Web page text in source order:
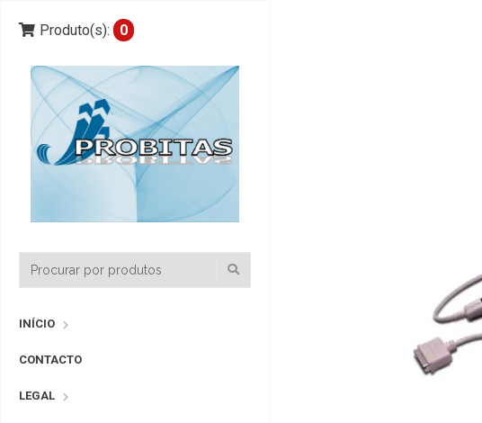
Produto(s): 0
INÍCIO
CONTACTO
LEGAL